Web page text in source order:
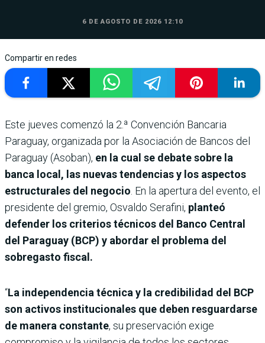
6 DE AGOSTO DE 2026 12:10
Compartir en redes
Este jueves comenzó la 2.ª Convención Bancaria
Paraguay, organizada por la Asociación de Bancos del
Paraguay (Asoban), en la cual se debate sobre la
banca local, las nuevas tendencias y los aspectos
estructurales del negocio. En la apertura del evento, el
presidente del gremio, Osvaldo Serafini, planteó
defender los criterios técnicos del Banco Central
del Paraguay (BCP) y abordar el problema del
sobregasto fiscal.
“La independencia técnica y la credibilidad del BCP
son activos institucionales que deben resguardarse
de manera constante, su preservación exige